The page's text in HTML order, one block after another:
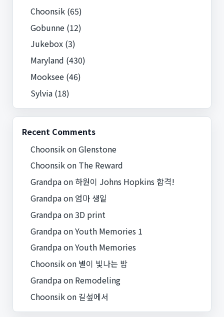
Choonsik(65)
Gobunne(12)
Jukebox(3)
Maryland (430)
Mooksee(46)
Sylvia(18)
Recent Comments
ChoonsikonGlenstone
Choonsikon The Reward
Grandpaon 하원이 Johns Hopkins 합격!
Grandpaon 엄마 생일
Grandpaon3D print
GrandpaonYouth Memories 1
GrandpaonYouth Memories
Choonsikon 별이 빛나는 밤
Grandpaon Remodeling
Choonsikon 길섶에서